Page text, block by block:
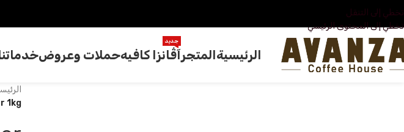
تخطي إلى التنقل
تخطي إلى المحتوى الرئيسي
الرئيسيةالمتجرآڤانزا كافيه
جديد
حملات وعروض
1kg